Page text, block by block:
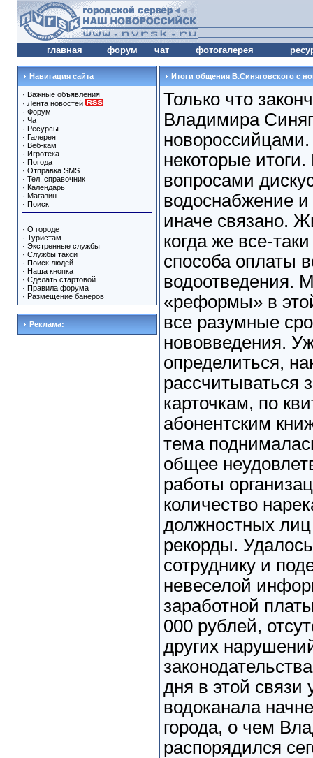
главная форум чат фотогалерея
Навигация сайта
· Важные объявления
· Лента новостей
· Форум
· Чат
· Ресурсы
· Галерея
· Веб-кам
· Игротека
· Погода
· Отправка SMS
· Тел. справочник
· Календарь
· Магазин
· Поиск
· О городе
· Туристам
· Экстренные службы
· Службы такси
· Поиск людей
· Наша кнопка
· Сделать стартовой
· Правила форума
· Размещение банеров
Реклама:
Итоги общения В.Синяговского с
Только что
Владимира
некоторые
вопросами
водоснабжение
иначе связано.
когда же все-
способа оплаты
водоотведения.
«реформы» в
все разумные
нововведения.
определиться,
рассчитываться
карточкам, по
абонентским
тема
общее
работы
количество
должностных
рекорды.
сотруднику и
невеселой
заработной
000 рублей,
других
дня в этой связи
водоканала
города, о чем
распорядился